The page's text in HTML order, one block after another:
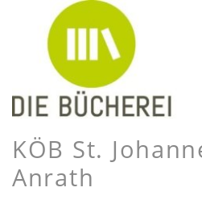
KÖB St.
Anrath